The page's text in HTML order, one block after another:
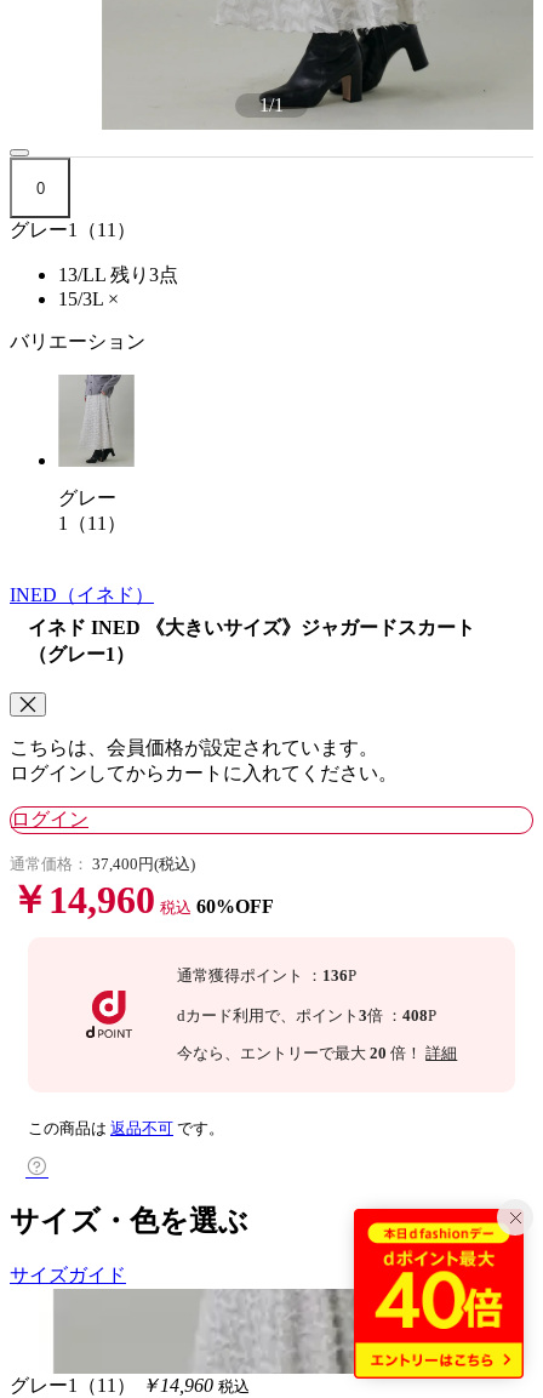
1/1
0
グレー1（11）
13/LL 残り3点
15/3L ×
バリエーション
グレー
1（11）
INED （イネド）
イネド INED 《大きいサイズ》ジャガードスカート
（グレー1）
こちらは、会員価格が設定されています。
ログインしてからカートに入れてください。
ログイン
通常価格： 37,400円(税込)
￥14,960 税込 60%OFF
通常獲得ポイント ： 136P
dカード利用で、 ポイント3倍 ：408P
今なら 、エントリーで最大 20 倍！詳細
この商品は 返品不可 です。
サイズ・色を選ぶ
サイズガイド
グレー1（11） ￥14,960 税込